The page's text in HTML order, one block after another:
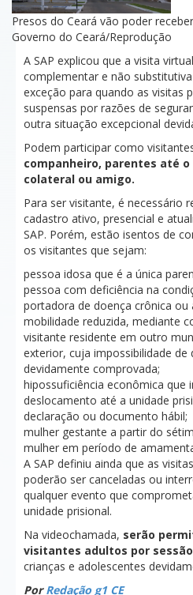
Presos do Ceará vão poder
Governo do Ceará/Reprodução
A SAP explicou que a visita
complementar e não
exceção para quando as visitas
suspensas por razões de
outra situação excepcional
Podem participar como
companheiro, parentes até
colateral ou amigo.
Para ser visitante, é necessário
cadastro ativo, presencial e
SAP. Porém, estão isentos de
os visitantes que sejam:
pessoa idosa que é a única
pessoa com deficiência na
portadora de doença crônica
mobilidade reduzida, mediante
visitante residente em outro
exterior, cuja impossibilidade de
devidamente comprovada;
hipossuficiência econômica que
deslocamento até a unidade
declaração ou documento hábil;
mulher gestante a partir do
mulher em período de
A SAP definiu ainda que as
poderão ser canceladas ou
qualquer evento que
unidade prisional.
Na videochamada, serão
visitantes adultos por sessão
crianças e adolescentes
PorRedação g1 CE